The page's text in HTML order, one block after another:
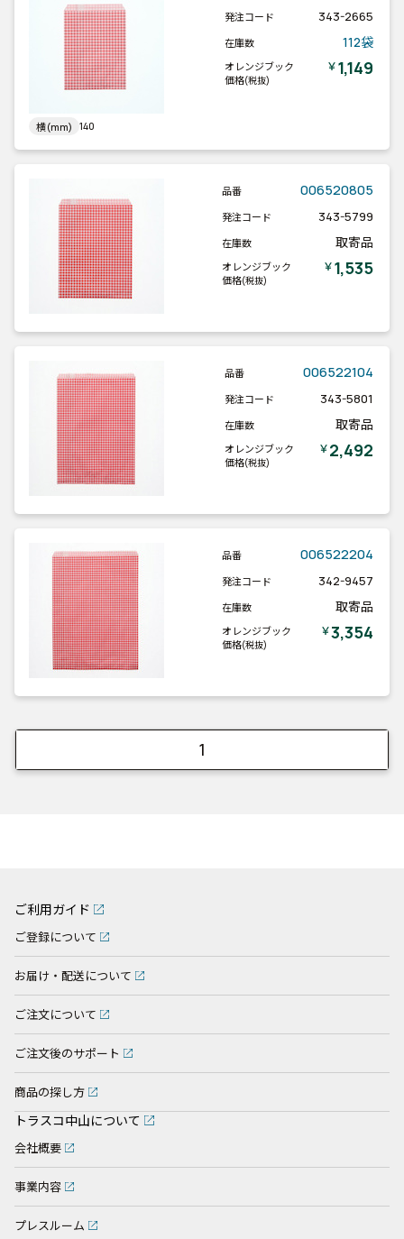
発注コード 343-2665
在庫数 112袋
オレンジブック
価格(税抜)
￥1,149
横(mm) 140
品番 006520805
発注コード 343-5799
在庫数 取寄品
オレンジブック
価格(税抜)
￥1,535
品番 006522104
発注コード 343-5801
在庫数 取寄品
オレンジブック
価格(税抜)
￥2,492
品番 006522204
発注コード 342-9457
在庫数 取寄品
オレンジブック
価格(税抜)
￥3,354
1
ご利用ガイド
ご登録について
お届け・配送について
ご注文について
ご注文後のサポート
商品の探し方
トラスコ中山について
会社概要
事業内容
プレスルーム